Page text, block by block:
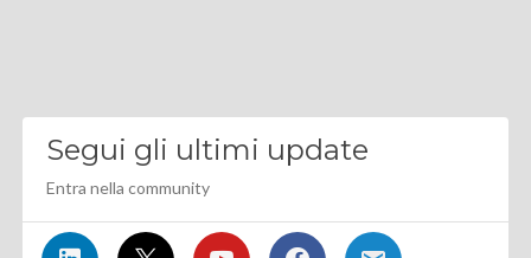
Segui gli ultimi update
Entra nella community